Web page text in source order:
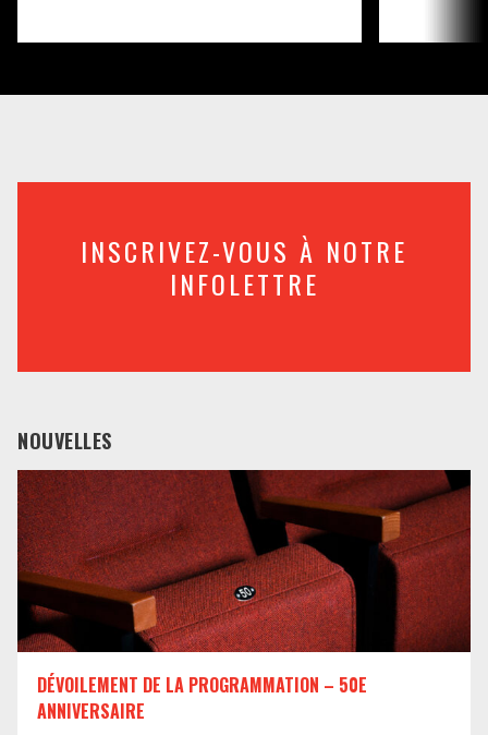
INSCRIVEZ-VOUS À NOTRE
INFOLETTRE
NOUVELLES
DÉVOILEMENT DE LA PROGRAMMATION – 50E
ANNIVERSAIRE